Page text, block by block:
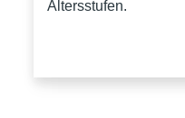
Altersstufen.